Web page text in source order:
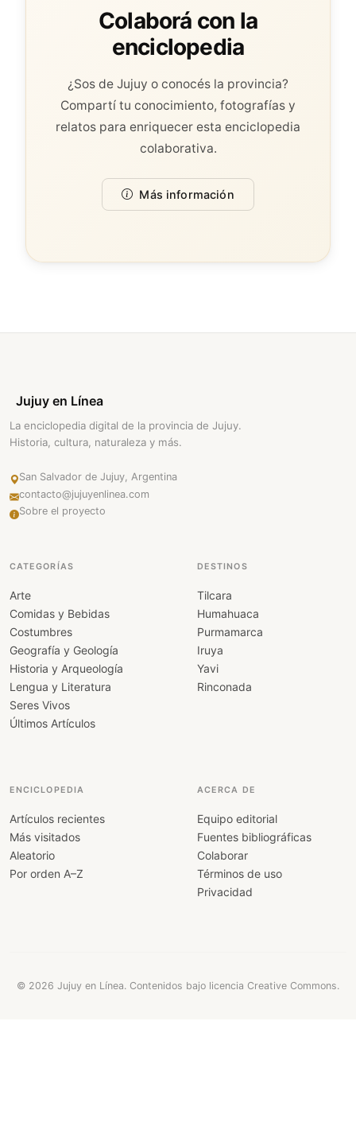
Colaborá con la
enciclopedia
¿Sos de Jujuy o conocés la provincia?
Compartí tu conocimiento, fotografías y
relatos para enriquecer esta enciclopedia
colaborativa.
Más información
Jujuy en Línea
La enciclopedia digital de la provincia de Jujuy.
Historia, cultura, naturaleza y más.
San Salvador de Jujuy, Argentina
contacto@jujuyenlinea.com
Sobre el proyecto
CATEGORÍAS
Arte
Comidas y Bebidas
Costumbres
Geografía y Geología
Historia y Arqueología
Lengua y Literatura
Seres Vivos
Últimos Artículos
DESTINOS
Tilcara
Humahuaca
Purmamarca
Iruya
Yavi
Rinconada
ENCICLOPEDIA
Artículos recientes
Más visitados
Aleatorio
Por orden A–Z
ACERCA DE
Equipo editorial
Fuentes bibliográficas
Colaborar
Términos de uso
Privacidad
© 2026 Jujuy en Línea. Contenidos bajo licencia Creative Commons.